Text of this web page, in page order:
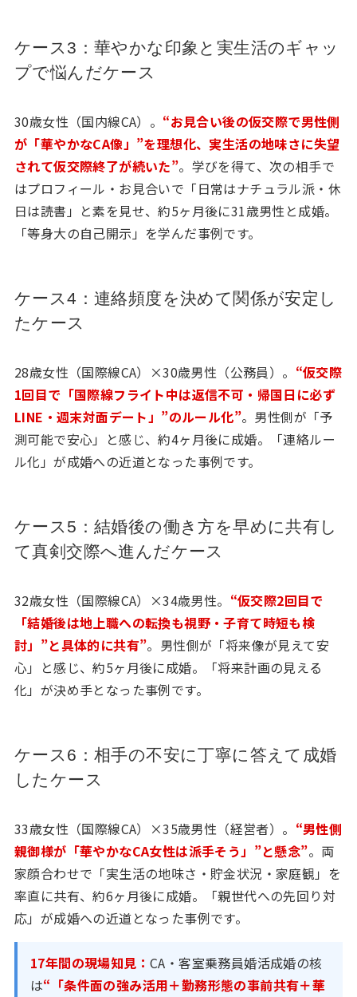
ケース3：華やかな印象と実生活のギャッ
プで悩んだケース
30歳女性（国内線CA）。 “お見合い後の仮交際で男性側
が「華やかなCA像」”を理想化、実生活の地味さに失望
されて仮交際終了が続いた”。学びを得て、次の相手で
はプロフィール・お見合いで「日常はナチュラル派・休
日は読書」と素を見せ、約5ヶ月後に31歳男性と成婚。
「等身大の自己開示」を学んだ事例です。
ケース4：連絡頻度を決めて関係が安定し
たケース
28歳女性（国際線CA）×30歳男性（公務員）。 “仮交際
1回目で「国際線フライト中は返信不可・帰国日に必ず
LINE・週末対面デート」”のルール化”。男性側が「予
測可能で安心」と感じ、約4ヶ月後に成婚。「連絡ルー
ル化」が成婚への近道となった事例です。
ケース5：結婚後の働き方を早めに共有し
て真剣交際へ進んだケース
32歳女性（国際線CA）×34歳男性。 “仮交際2回目で
「結婚後は地上職への転換も視野・子育て時短も検
討」”と具体的に共有”。男性側が「将来像が見えて安
心」と感じ、約5ヶ月後に成婚。「将来計画の見える
化」が決め手となった事例です。
ケース6：相手の不安に丁寧に答えて成婚
したケース
33歳女性（国際線CA）×35歳男性（経営者）。 “男性側
親御様が「華やかなCA女性は派手そう」”と懸念”。両
家顔合わせで「実生活の地味さ・貯金状況・家庭観」を
率直に共有、約6ヶ月後に成婚。「親世代への先回り対
応」が成婚への近道となった事例です。
17年間の現場知見： CA・客室乗務員婚活成婚の核
は“「条件面の強み活用＋勤務形態の事前共有＋華